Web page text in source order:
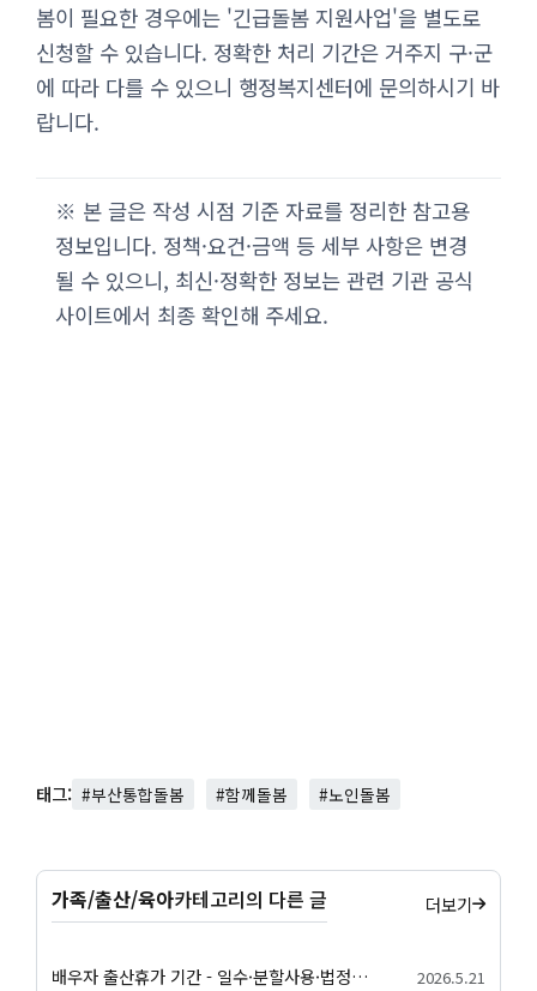
봄이 필요한 경우에는 '긴급돌봄 지원사업'을 별도로
신청할 수 있습니다. 정확한 처리 기간은 거주지 구·군
에 따라 다를 수 있으니 행정복지센터에 문의하시기 바
랍니다.
※ 본 글은 작성 시점 기준 자료를 정리한 참고용
정보입니다. 정책·요건·금액 등 세부 사항은 변경
될 수 있으니, 최신·정확한 정보는 관련 기관 공식
사이트에서 최종 확인해 주세요.
태그: #부산통합돌봄 #함께돌봄 #노인돌봄
가족/출산/육아카테고리의 다른 글 더보기
배우자 출산휴가 기간 - 일수·분할사용·법정기준 안내 2026.5.21